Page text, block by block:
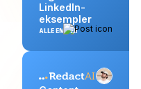
LinkedIn-
eksempler
ALLE EMNER